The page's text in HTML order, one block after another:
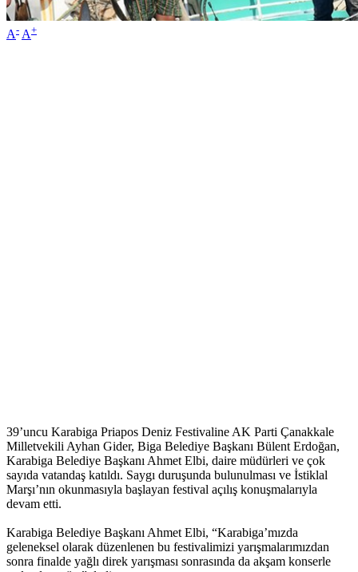
A- A+
39’uncu Karabiga Priapos Deniz Festivaline AK Parti Çanakkale
Milletvekili Ayhan Gider, Biga Belediye Başkanı Bülent Erdoğan,
Karabiga Belediye Başkanı Ahmet Elbi, daire müdürleri ve çok
sayıda vatandaş katıldı. Saygı duruşunda bulunulması ve İstiklal
Marşı’nın okunmasıyla başlayan festival açılış konuşmalarıyla
devam etti.
Karabiga Belediye Başkanı Ahmet Elbi, “Karabiga’mızda
geleneksel olarak düzenlenen bu festivalimizi yarışmalarımızdan
sonra finalde yağlı direk yarışması sonrasında da akşam konserle